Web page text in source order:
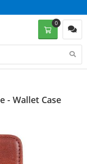
0
- Wallet Case